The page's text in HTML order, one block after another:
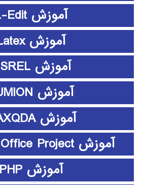
آموزش L-Edit
آموزش Latex
آموزش LISREL
آموزش LUMION
آموزش MAXQDA
آموزش Microsoft Office Project
آموزش PHP